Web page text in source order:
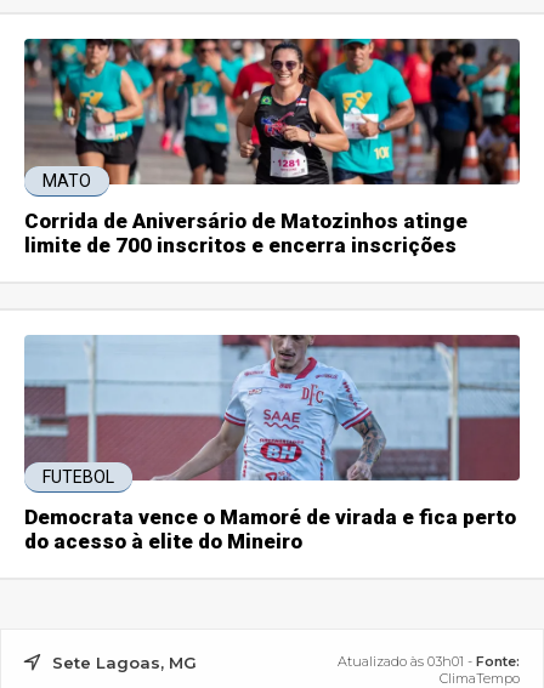
MATO
Corrida de Aniversário de Matozinhos atinge
limite de 700 inscritos e encerra inscrições
FUTEBOL
Democrata vence o Mamoré de virada e fica perto
do acesso à elite do Mineiro
Sete Lagoas, MG Atualizado às 03h01 - Fonte:
ClimaTempo